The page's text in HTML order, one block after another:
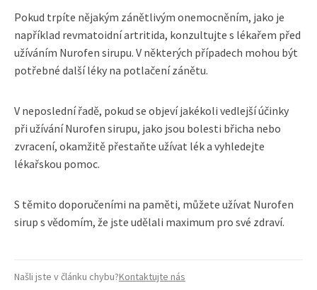
Pokud trpíte nějakým zánětlivým onemocněním, jako je
například revmatoidní artritida, konzultujte s lékařem před
užíváním Nurofen sirupu. V některých případech mohou být
potřebné další léky na potlačení zánětu.
V neposlední řadě, pokud se objeví jakékoli vedlejší účinky
při užívání Nurofen sirupu, jako jsou bolesti břicha nebo
zvracení, okamžitě přestaňte užívat lék a vyhledejte
lékařskou pomoc.
S těmito doporučeními na paměti, můžete užívat Nurofen
sirup s vědomím, že jste udělali maximum pro své zdraví.
Našli jste v článku chybu?Kontaktujte nás